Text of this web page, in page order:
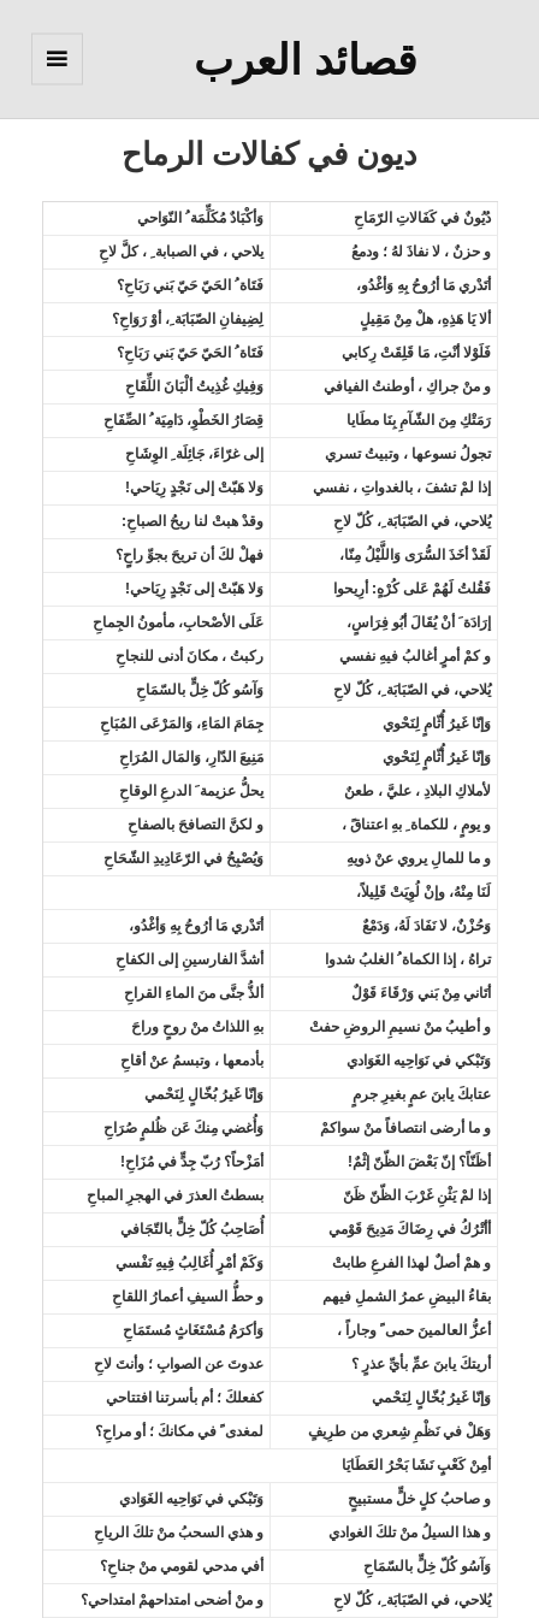
قصائد العرب
ديون في كفالات الرماح
دُيُونٌ في كَفَالاتِ الرّمَاحِ
وَأكْبَادٌ مُكَلِّمَة ُ النّوَاحي
و حزنٌ ، لا نفاذَ لهُ ؛ ودمعُ
يلاحي ، في الصبابة ِ ، كلَّ لاحِ
أتَدْري مَا أرُوحُ بِهِ وَأغْدُو،
فَتَاة ُ الحَيّ حَيّ بَني رَبَاحِ؟
ألا يَا هَذِهِ، هلْ مِنْ مَقِيلٍ
لِضِيفانِ الصّبَابَة ِ، أوْ رَوَاحِ؟
فَلَوْلا أنْتِ، مَا قَلِقَتْ رِكابي
فَتَاة ُ الحَيّ حَيّ بَني رَبَاحِ؟
و منْ جراكِ ، أوطنتُ الفيافي
وَفِيكِ غُذِيتُ ألْبَانَ اللِّقَاحِ
رَمَتْكِ مِنَ الشّآمِ بِنَا مطَايا
قِصَارُ الخَطْوِ، دَامِيَة ُ الصِّفَاحِ
تجولُ نسوعها ، وتبيتُ تسري
إلى غرّاءَ، جَائِلَة ِ الوِشَاحِ
إذا لمْ تشفَ ، بالغدواتِ ، نفسي
وَلا هَبّتْ إلى نَجْدٍ رِيَاحي!
يُلاحي، في الصّبَابَة ِ، كُلّ لاحِ
وقدْ هبتْ لنا ريحُ الصباحِ:
لَقَدْ أخَذَ السُّرَى وَاللَّيْلُ مِنّا،
فهلْ لكَ أن تريحَ بجوِّ راحٍِ؟
فَقُلتُ لَهُمْ عَلى كُرْهٍ: أرِيحوا
وَلا هَبّتْ إلى نَجْدٍ رِيَاحي!
إرَادَة َ أنْ يُقَالَ أبُو فِرَاسٍ،
عَلَى الأصْحابِ، مأمونُ الجِماحِ
و كمْ أمرٍ أغالبُ فيهِ نفسي
ركبتُ ، مكانَ أدنى للنجاحِ
يُلاحي، في الصّبَابَة ِ، كُلّ لاحِ
وَآسُو كُلّ خِلٍّ بالسّمَاحِ
وَإنّا غَيرُ أُثّامٍ لِنَحْوي
جِمَامَ المَاءِ، وَالمَرْعَى المُبَاحِ
وَإنّا غَيرُ أُثّامٍ لِنَحْوي
مَنِيعَ الدّارِ، وَالمَال المُرَاحِ
لأملاكِ البلادِ ، عليَّ ، طعنٌ
يحلُّ عزيمة َ الدرعِ الوقاحِ
و يومٍ ، للكماة ِ بهِ اعتناقً ،
و لكنَّ التصافحَ بالصفاحِ
و ما للمالِ يروي عنْ ذويهِ
وَيُصْبِحُ في الرّعَادِيدِ الشّحَاحِ
لَنَا مِنْهُ، وإنْ لُوِيَتْ قَلِيلاً،
وَحُزْنٌ، لا نَفَادَ لَهُ، وَدَمْعٌ
أتَدْري مَا أرُوحُ بِهِ وَأغْدُو،
تراهُ ، إذا الكماة ُ الغلبُ شدوا
أشدَّ الفارسينِ إلى الكفاحِ
أتَاني مِنْ بَني وَرْقَاءَ قَوْلٌ
ألذُّ جنَّى منَ الماءِ القراحِ
و أطيبُ منْ نسيمِ الروضِ حفتْ
بهِ اللذاتُ منْ روحٍ وراحَ
وَتَبْكي في نَوَاحِيه الغَوَادي
بأدمعها ، وتبسمُ عنْ أقاحِ
عتابكَ يابنَ عمٍ بغيرِ جرمٍ
وَإنّا غَيرُ بُخّالٍ لِنَحْمي
و ما أرضى انتصافاً منْ سواكمْ
وَأُغضي مِنكَ عَن ظُلمٍ صُرَاحِ
أظَنّاً؟ إنّ بَعْضَ الظّنّ إثْمٌ!
أمَزْحاً؟ رُبّ جِدٍّ في مُزَاحِ!
إذا لمْ يَثْنِ غَرْبَ الظّنّ ظَنّ
بسطتُ العذرَ في الهجرِ المباحِ
أأتْرُكُ في رِضَاكَ مَدِيحَ قَوْمي
أُصَاحِبُ كُلّ خِلٍّ بالتّجَافي
و همْ أصلٌ لهذا الفرعِ طابتْ
وَكَمْ أمْرٍ أُغَالِبُ فِيهِ نَفْسي
بقاءُ البيضِ عمرُ الشملِ فيهم
و حطُّ السيفِ أعمارُ اللقاحِ
أعزُّ العالمينَ حمى ً وجاراً ،
وَأكرَمُ مُسْتَغَاثٍ مُستَمَاحِ
أريتكَ يابنَ عمِّ بأيِّ عذرٍ ؟
عدوتَ عن الصوابِ ؛ وأنتَ لاحِ
وَإنّا غَيرُ بُخّالٍ لِنَحْمي
كفعلكَ ؛ أم بأسرتنا افتتاحي
وَهَلْ في نَظْمِ شِعري من طرِيفٍ
لمغدى ً في مكانكَ ؛ أو مراحِ؟
أمِنْ كَعْبٍ نَشَا بَحْرُ العَطَايَا
و صاحبُ كلٍ خلٍّ مستبيحٍ
وَتَبْكي في نَوَاحِيه الغَوَادي
و هذا السيلُ منْ تلكَ الغوادي
و هذي السحبُ منْ تلكَ الرياحِ
وَآسُو كُلّ خِلٍّ بالسّمَاحِ
أفي مدحي لقومي منْ جناحِ؟
يُلاحي، في الصّبَابَة ِ، كُلّ لاحِ
و منْ أضحى امتداحهمْ امتداحي؟